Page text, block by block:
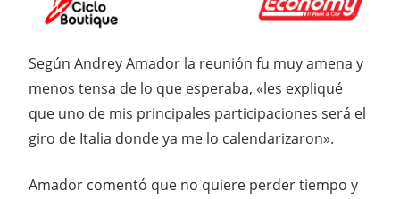
Según Andrey Amador la reunión fu muy amena y
menos tensa de lo que esperaba, «les expliqué
que uno de mis principales participaciones será el
giro de Italia donde ya me lo calendarizaron».
Amador comentó que no quiere perder tiempo y